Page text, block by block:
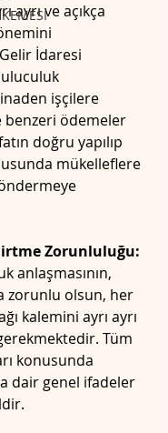
ayrı ve açıkça
İdaresi
işçilere
benzeri ödemeler
doğru yapılıp
mükelleflere
Zorunluluğu:
anlaşmasının,
zorunlu olsun, her
kalemini ayrı ayrı
Tüm
konusunda
dair genel ifadeler